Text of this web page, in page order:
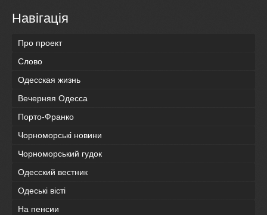
Навігація
Про проект
Слово
Одесская жизнь
Вечерняя Одесса
Порто-Франко
Чорноморські новини
Чорноморський гудок
Одесский вестник
Одеськi вiстi
На пенсии